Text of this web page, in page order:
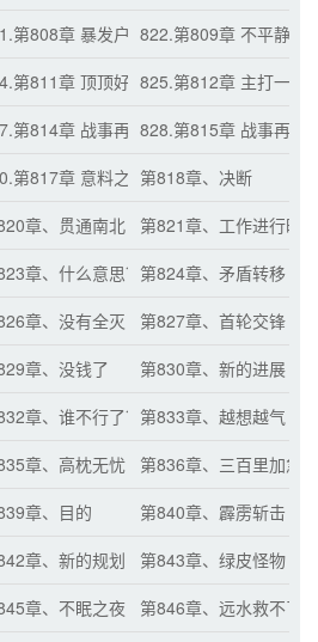
的想法
第808章 暴发户气场全开822.第809章 不平静的
忙
第811章 顶顶好的825.第812章 主打一个
第814章 战事再起（月票累积三百张的加
828.第815章 战事再起
第817章 意料之外第818章、决断
章、贯通南北
第821章、工作进行时
章、什么意思？第824章、矛盾转移
章、没有全灭
第827章、首轮交锋
章、没钱了
第830章、新的进展
章、谁不行了？第833章、越想越气
章、高枕无忧
第836章、三百里加急
章、目的
第840章、霹雳斩击
章、新的规划
第843章、绿皮怪物
章、不眠之夜
第846章、远水救不了